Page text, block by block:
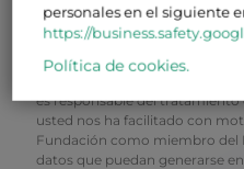
El CENTRO DE ESTUDIOS
INVESTIGACION CEFI
número G-08793499 y
es responsable del tratamiento
usted nos ha facilitado con
Fundación como miembro del
datos que puedan generarse
personales en el siguiente
https://
Política de cookies.